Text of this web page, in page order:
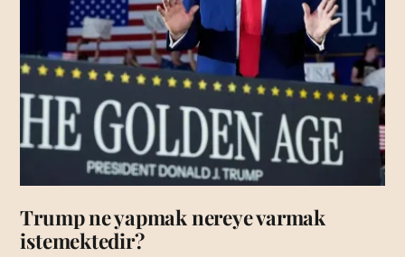
Trump ne yapmak nereye varmak
istemektedir?